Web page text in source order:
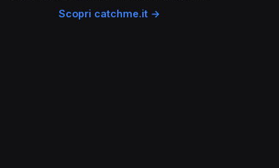
Scopri catchme.it →